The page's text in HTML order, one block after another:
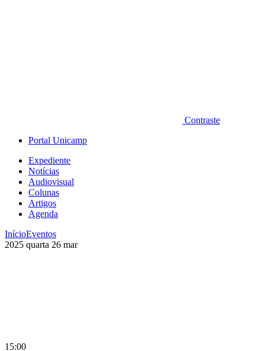
Contraste
Portal Unicamp
Expediente
Notícias
Audiovisual
Colunas
Artigos
Agenda
InícioEventos
2025 quarta 26 mar
15:00